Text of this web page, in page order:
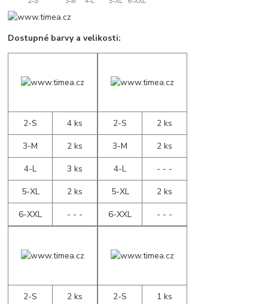
Dostupné barvy a velikosti:
2-S
4 ks
3-M
2 ks
4-L
3 ks
5-XL
2 ks
6-XXL
- - -
2-S
2 ks
3-M
2 ks
4-L
- - -
5-XL
2 ks
6-XXL
- - -
2-S
2 ks
2-S
1 ks